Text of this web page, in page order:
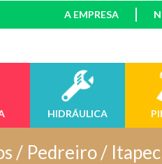
A EMPRESA
HIDRÁULICA
/ Pedreiro /